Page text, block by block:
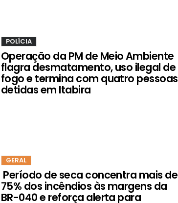
POLÍCIA
Operação da PM de Meio Ambiente
flagra desmatamento, uso ilegal de
fogo e termina com quatro pessoas
detidas em Itabira
GERAL
Período de seca concentra mais de
75% dos incêndios às margens da
BR-040 e reforça alerta para